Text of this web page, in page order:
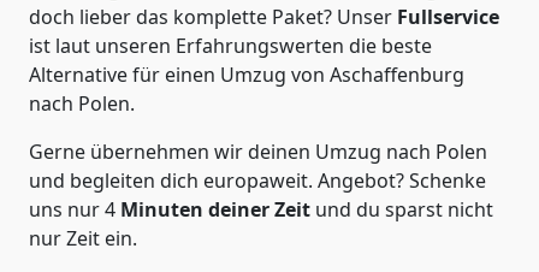
doch lieber das komplette Paket? Unser Fullservice
ist laut unseren Erfahrungswerten die beste
Alternative für einen Umzug von Aschaffenburg
nach Polen.
Gerne übernehmen wir deinen Umzug nach Polen
und begleiten dich europaweit. Angebot? Schenke
uns nur4 Minuten deiner Zeit und du sparst nicht
nur Zeit ein.